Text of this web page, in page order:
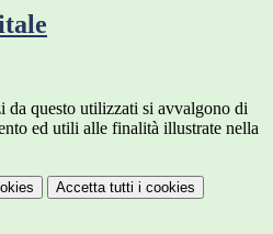
da questo utilizzati si avvalgono di
ed utili alle finalità illustrate nella
Accetta tutti i cookies